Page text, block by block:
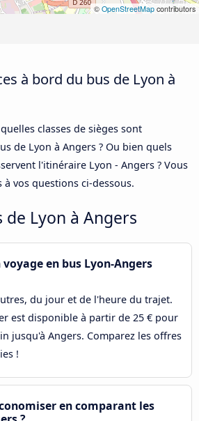
© OpenStreetMap contributors
à bord du bus de Lyon à
classes de sièges sont
de Lyon à Angers ? Ou bien quels
l'itinéraire Lyon - Angers ? Vous
vos questions ci-dessous.
de Lyon à Angers
en bus Lyon-Angers
du jour et de l'heure du trajet.
est disponible à partir de 25 € pour
jusqu'à Angers. Comparez les offres
!
en comparant les